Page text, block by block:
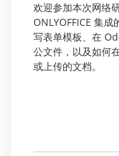
欢迎参加本次网络
ONLYOFFICE 集
写表单模板、在
公文件，以及如何
或上传的文档。